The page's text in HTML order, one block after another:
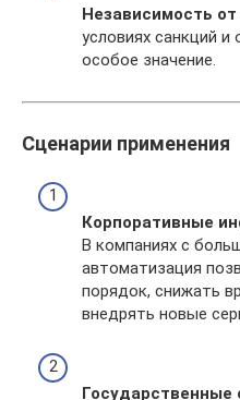
Независимость
условиях санкций и
особое значение.
Сценарии применения
Корпоративные
В компаниях с
автоматизация
порядок, снижать
внедрять новые
Государственные